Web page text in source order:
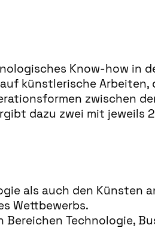
Know-how in
künstlerische Arbeiten,
zwischen
dazu zwei mit jeweils
als auch den Künsten
Wettbewerbs.
Technologie,